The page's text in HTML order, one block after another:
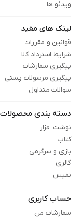
ویدئو ها
لینک های مفید
قوانین و مقررات
شرایط استرداد کالا
پیگیری سفارشات
پیگیری مرسولات پستی
سوالات متداول
دسته بندی محصولات
نوشت افزار
کتاب
بازی و سرگرمی
گالری
نفیس
حساب کاربری
سفارشات من